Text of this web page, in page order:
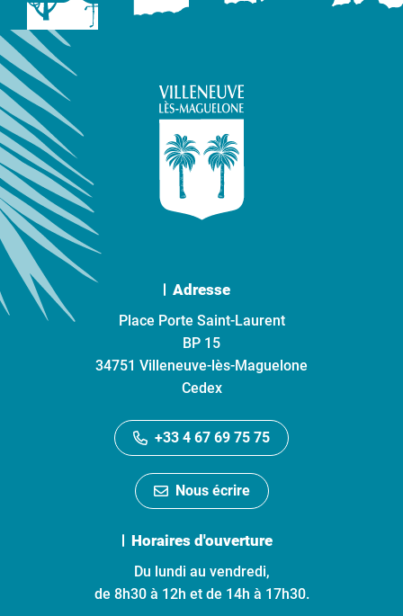
Adresse
Place Porte Saint-Laurent
BP 15
34751 Villeneuve-lès-Maguelone
Cedex
+33 4 67 69 75 75
Nous écrire
Horaires d'ouverture
Du lundi au vendredi,
de 8h30 à 12h et de 14h à 17h30.